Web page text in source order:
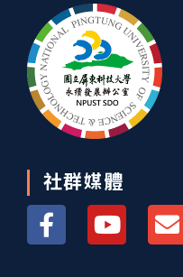
社群媒體